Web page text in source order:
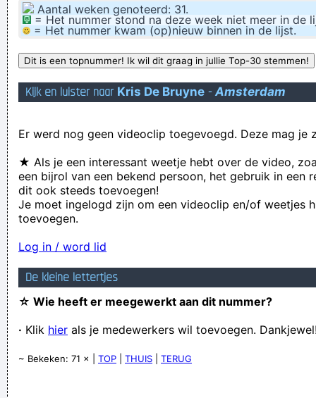
doen ze tegen STVV een 2e thuiszege? Ik denk het niet...
Ik denk dat de lucht bij mij kapot is in Hamont want er lekt
wie niet sterk is is slap
Verknoei je tijd op een nuttige manier!
Aantal weken genoteerd: 31.
= Het nummer stond na deze week niet meer in de
= Het nummer kwam (op)nieuw binnen in de lijst.
Kijk en luister naar Kris De Bruyne -Amsterdam
Er werd nog geen videoclip toegevoegd. Deze mag je
★ Als je een interessant weetje hebt over de video,
een bijrol van een bekend persoon, het gebruik in een
dit ook steeds toevoegen!
Je moet ingelogd zijn om een videoclip en/of weetjes
toevoegen.
Log in / word lid
De kleine lettertjes
☆ Wie heeft er meegewerkt aan dit nummer?
· Klik hier als je medewerkers wil toevoegen.
~ Bekeken: 71 × | TOP THUIS TERUG